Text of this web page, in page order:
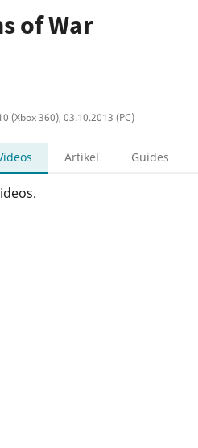
of War
(Xbox 360), 03.10.2013 (PC)
Artikel Guides